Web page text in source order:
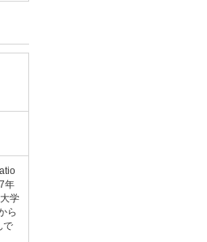
年
学
ら
で